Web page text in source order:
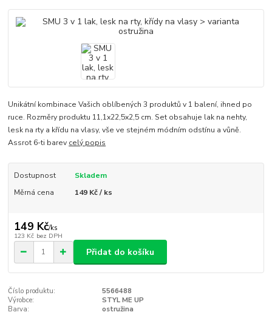
Unikátní kombinace Vašich oblíbených 3 produktů v 1 balení, ihned po
ruce. Rozměry produktu 11,1x22,5x2,5 cm. Set obsahuje lak na nehty,
lesk na rty a křídu na vlasy, vše ve stejném módním odstínu a vůně.
Assrot 6-ti barev celý popis
Dostupnost
Skladem
Měrná cena
149 Kč / ks
149 Kč/ks
123 Kč bez DPH
Přidat do košíku
Číslo produktu:
5566488
Výrobce:
STYL ME UP
Barva:
ostružina